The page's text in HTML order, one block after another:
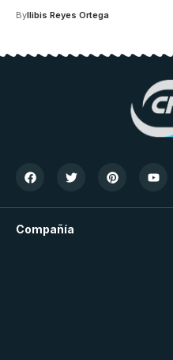
ByIlibis Reyes Ortega
Compañía